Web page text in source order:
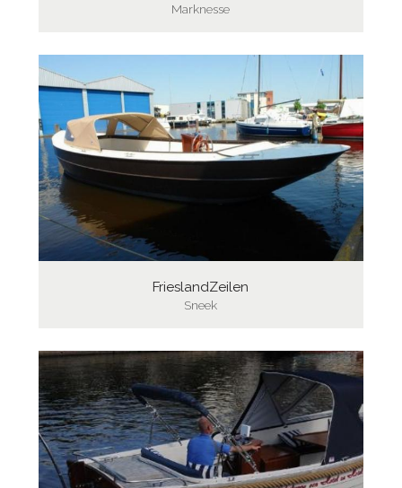
Marknesse
FrieslandZeilen
Sneek